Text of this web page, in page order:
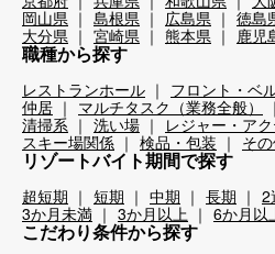
岡山県
島根県 広島県 徳島
大分県
宮崎県 熊本県 鹿児
職種から探す
レストランホール フロント・ベ
仲居
マルチタスク（業務全般）
清掃系
洗い場
レジャー・ア
スキー場関係
検品・包装 そ
リゾートバイト期間で探す
超短期 短期 中期 長期 2
3か月未満
3か月以上 6か月以
こだわり条件から探す